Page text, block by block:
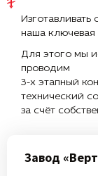
наша ключевая
Для этого мы
проводим
3-х этапный
технический
за счёт
Завод